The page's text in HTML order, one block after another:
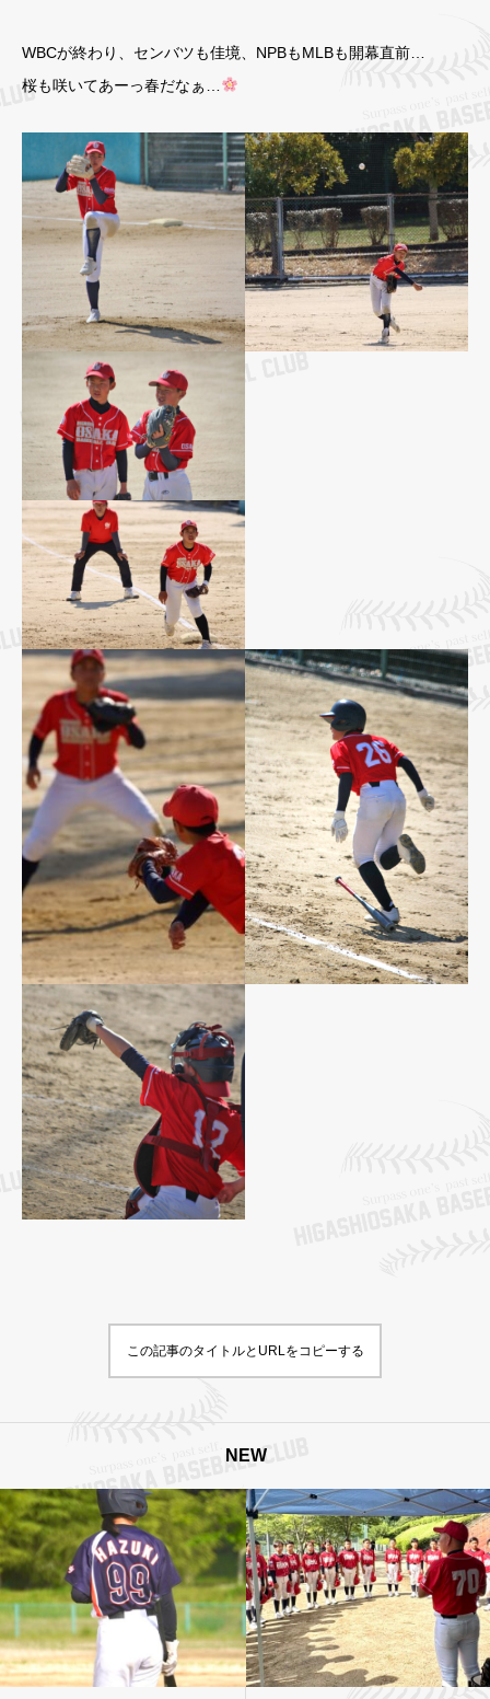
WBCが終わり、センバツも佳境、NPBもMLBも開幕直前…
桜も咲いてあーっ春だなぁ…
この記事のタイトルとURLをコピーする
NEW